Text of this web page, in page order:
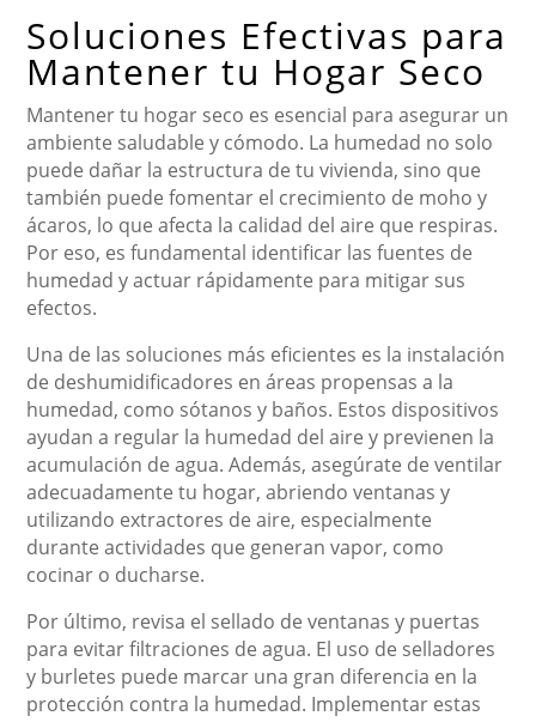
Soluciones Efectivas para
Mantener tu Hogar Seco
Mantener tu hogar seco es esencial para asegurar un
ambiente saludable y cómodo. La humedad no solo
puede dañar la estructura de tu vivienda, sino que
también puede fomentar el crecimiento de moho y
ácaros, lo que afecta la calidad del aire que respiras.
Por eso, es fundamental identificar las fuentes de
humedad y actuar rápidamente para mitigar sus
efectos.
Una de las soluciones más eficientes es la instalación
de deshumidificadores en áreas propensas a la
humedad, como sótanos y baños. Estos dispositivos
ayudan a regular la humedad del aire y previenen la
acumulación de agua. Además, asegúrate de ventilar
adecuadamente tu hogar, abriendo ventanas y
utilizando extractores de aire, especialmente
durante actividades que generan vapor, como
cocinar o ducharse.
Por último, revisa el sellado de ventanas y puertas
para evitar filtraciones de agua. El uso de selladores
y burletes puede marcar una gran diferencia en la
protección contra la humedad. Implementar estas